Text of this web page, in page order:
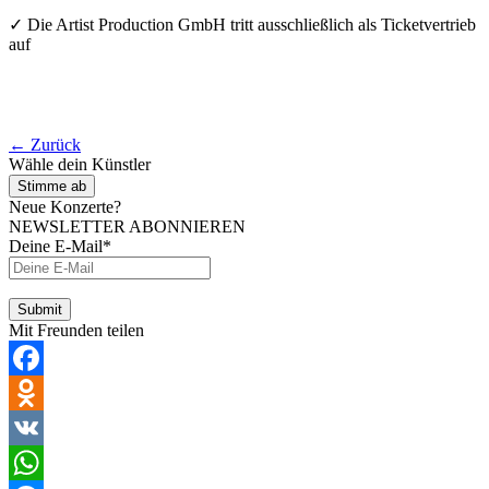
✓ Die Artist Production GmbH tritt ausschließlich als Ticketvertrieb
auf
← Zurück
Wähle dein Künstler
Stimme ab
Neue Konzerte?
NEWSLETTER ABONNIEREN
Deine E-Mail*
Mit Freunden teilen
Facebook
Odnoklassniki
VK